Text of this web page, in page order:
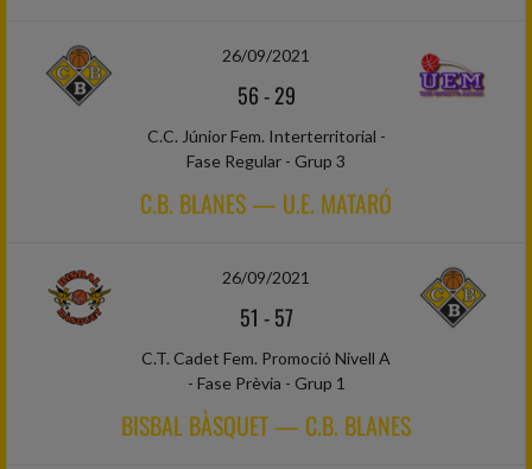
26/09/2021
56-29
C.C. Júnior Fem. Interterritorial -
Fase Regular - Grup 3
C.B. BLANES — U.E. MATARÓ
26/09/2021
51 -57
C.T. Cadet Fem. Promoció Nivell A
- Fase Prèvia - Grup 1
BISBAL BÀSQUET — C.B. BLANES